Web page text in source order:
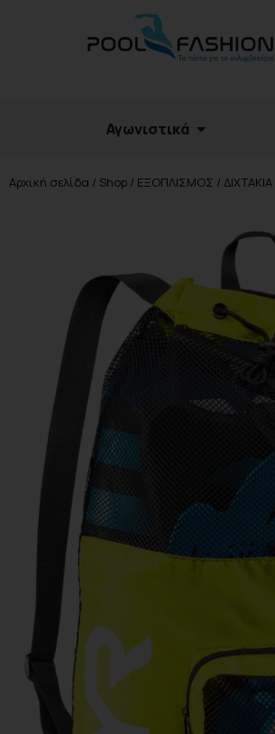
Αγωνιστικά
Αρχική σελίδα / Shop / ΕΞΟΠΛΙΣΜΟΣ / ΔΙΧΤΑΚΙΑ